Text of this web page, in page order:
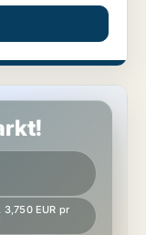
3,750 EUR pr